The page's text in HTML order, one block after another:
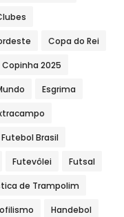
Copa do Rei
Copinha 2025
Esgrima
Futebol Brasil
Futevôlei Futsal
de Trampolim
Handebol